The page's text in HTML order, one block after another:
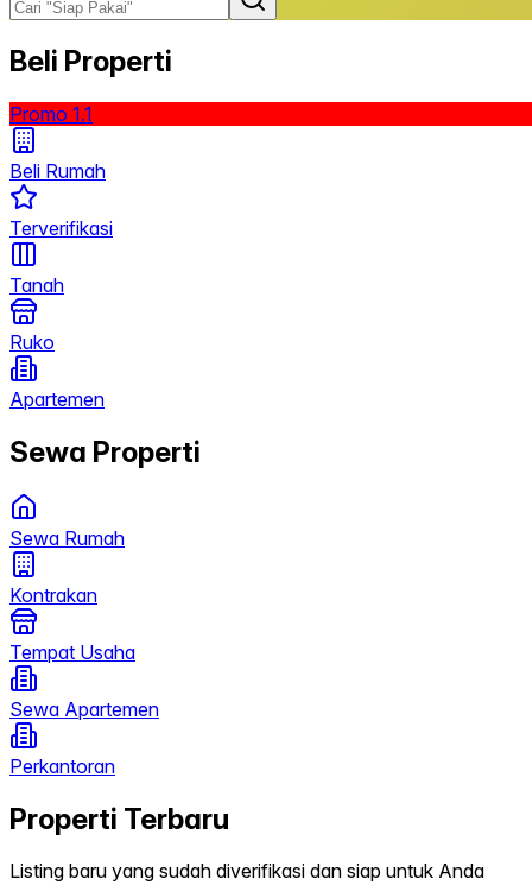
Beli Properti
Promo 1.1
Beli Rumah
Terverifikasi
Tanah
Ruko
Apartemen
Sewa Properti
Sewa Rumah
Kontrakan
Tempat Usaha
Sewa Apartemen
Perkantoran
Properti Terbaru
Listing baru yang sudah diverifikasi dan siap untuk Anda